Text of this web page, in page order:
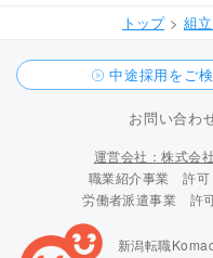
トップ 組
中途採用をご
お問い合わ
運営会社：株式会
職業紹介事業 許可
労働者派遣事業 許
新潟転職